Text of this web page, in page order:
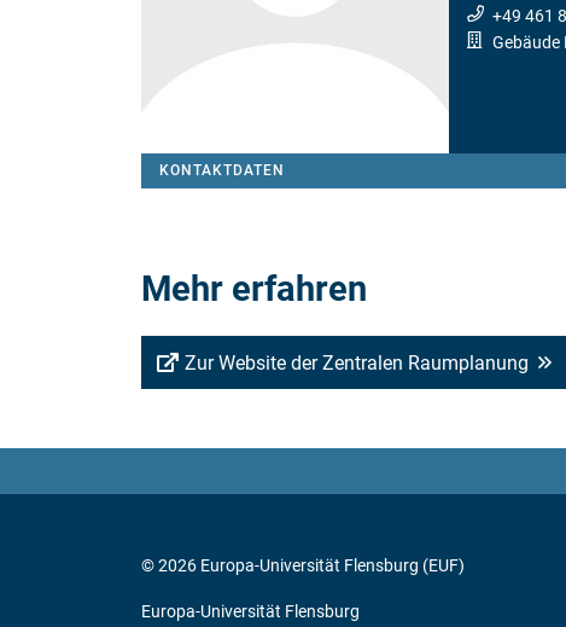
+49 461
Gebäude
KONTAKTDATEN
Mehr erfahren
Zur Website der Zentralen Raumplanung
© 2026 Europa-Universität Flensburg (EUF)
Europa-Universität Flensburg